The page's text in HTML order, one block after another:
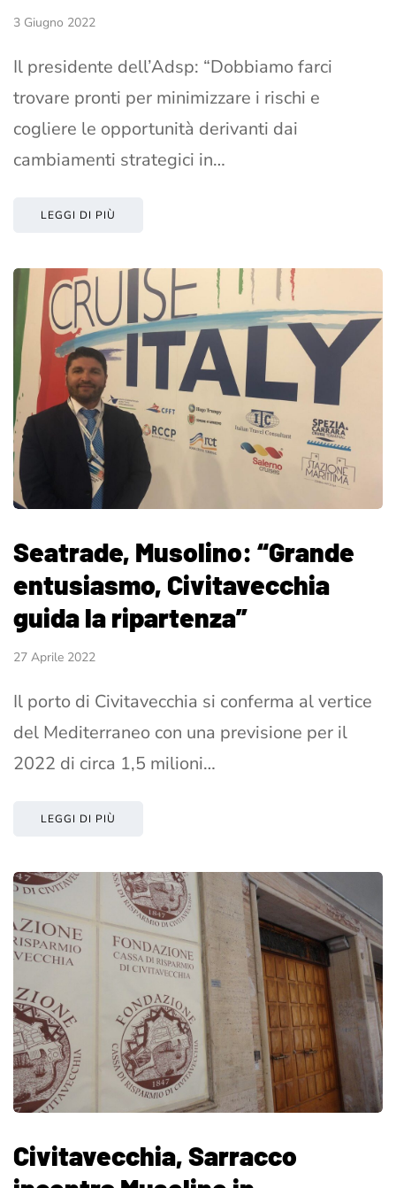
3 Giugno 2022
Il presidente dell’Adsp: “Dobbiamo farci
trovare pronti per minimizzare i rischi e
cogliere le opportunità derivanti dai
cambiamenti strategici in…
LEGGI DI PIÙ
Seatrade, Musolino: “Grande
entusiasmo, Civitavecchia
guida la ripartenza”
27 Aprile 2022
Il porto di Civitavecchia si conferma al vertice
del Mediterraneo con una previsione per il
2022 di circa 1,5 milioni…
LEGGI DI PIÙ
Civitavecchia, Sarracco